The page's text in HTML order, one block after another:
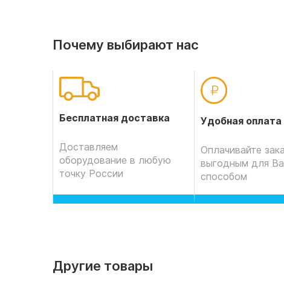
Почему выбирают нас
Бесплатная доставка
Доставляем
оборудование в любую
точку России
Удобная оплата
Оплачивайте
выгодным для
способом
Другие товары